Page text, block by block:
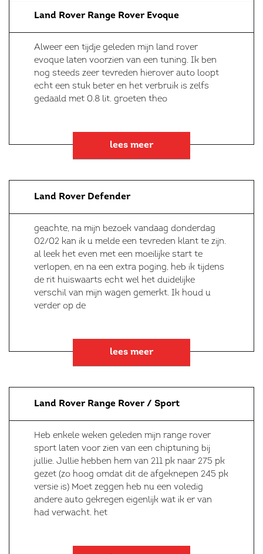
Land Rover Range Rover Evoque
Alweer een tijdje geleden mijn land rover
evoque laten voorzien van een tuning. Ik ben
nog steeds zeer tevreden hierover auto loopt
echt een stuk beter en het verbruik is zelfs
gedaald met 0.8 lit. groeten theo
lees meer
Land Rover Defender
geachte, na mijn bezoek vandaag donderdag
02/02 kan ik u melde een tevreden klant te zijn.
al leek het even met een moeilijke start te
verlopen, en na een extra poging, heb ik tijdens
de rit huiswaarts echt wel het duidelijke
verschil van mijn wagen gemerkt. Ik houd u
verder op de
lees meer
Land Rover Range Rover / Sport
Heb enkele weken geleden mijn range rover
sport laten voor zien van een chiptuning bij
jullie. Jullie hebben hem van 211 pk naar 275 pk
gezet (zo hoog omdat dit de afgeknepen 245 pk
versie is) Moet zeggen heb nu een voledig
andere auto gekregen eigenlijk wat ik er van
had verwacht. het